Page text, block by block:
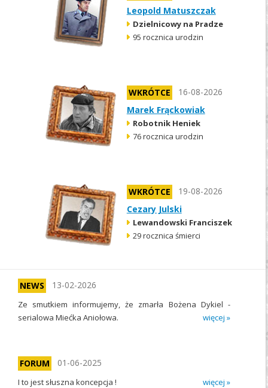
Leopold Matuszczak
Dzielnicowy na Pradze
95 rocznica urodzin
WKRÓTCE
16-08-2026
Marek Frąckowiak
Robotnik Heniek
76 rocznica urodzin
WKRÓTCE
19-08-2026
Cezary Julski
Lewandowski Franciszek
29 rocznica śmierci
NEWS 13-02-2026
Ze smutkiem informujemy, że zmarła Bożena Dykiel -
serialowa Miećka Aniołowa.
więcej »
FORUM 01-06-2025
I to jest słuszna koncepcja ! więcej »